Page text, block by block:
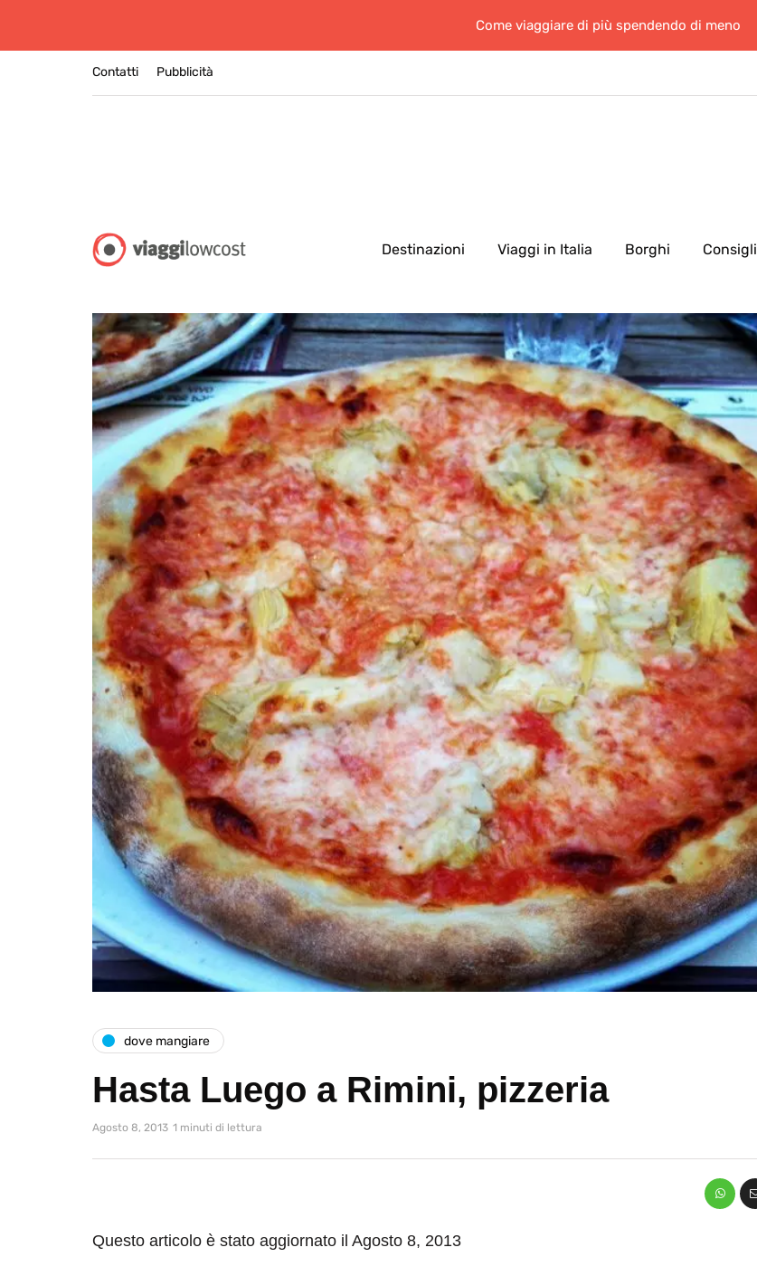
Come viaggiare di più spendendo di meno
Contatti Pubblicità
Destinazioni Viaggi in Italia Borghi Consigli
dove mangiare
Hasta Luego a Rimini, pizzeria
Agosto 8, 2013 1 minuti di lettura
Questo articolo è stato aggiornato il Agosto 8, 2013